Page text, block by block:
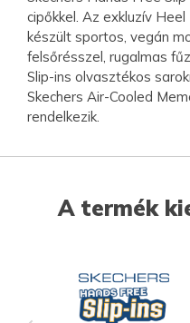
cipőkkel. Az exkluzív
készült sportos, vegán
felsőrésszel, rugalmas
Slip-ins olvasztékos
Skechers Air-Cooled
rendelkezik.
A termék